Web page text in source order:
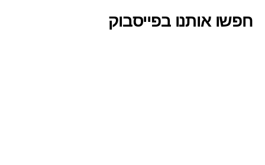
חפשו אותנו בפייסבוק